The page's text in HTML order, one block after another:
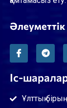
Іс-
Ұлттық